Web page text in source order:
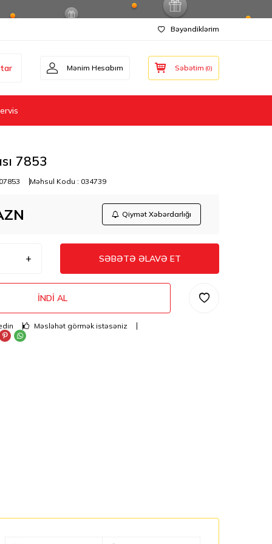
Bəyəndiklərim
Mənim Hesabım Səbətim (0)
7853
Məhsul Kodu : 034739
Qiymət Xəbərdarlığı
SƏBƏTƏ ƏLAVƏ ET
İNDI AL
Məsləhət görmək istəsəniz